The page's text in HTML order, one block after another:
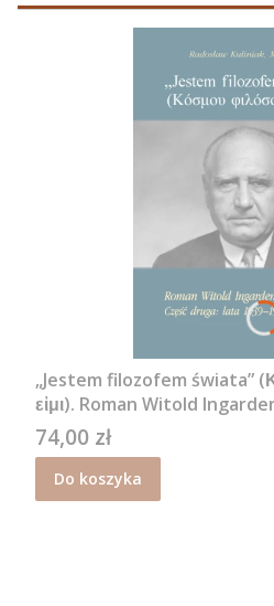
„Jestem filozofem świata”
εἰμι). Roman Witold
druga: lata 1939–1970 - R.
Cena
74,00 zł
Do koszyka